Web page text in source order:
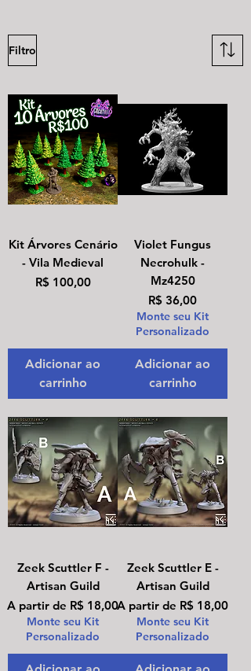
Filtro
Kit Árvores Cenário
- Vila Medieval
Preço
R$ 100,00
Adicionar ao
carrinho
Violet Fungus
Necrohulk -
Mz4250
Preço
R$ 36,00
Monte seu Kit
Personalizado
Adicionar ao
carrinho
Zeek Scuttler F -
Artisan Guild
A partir de R$ 18,00
Preço promocional
Monte seu Kit
Personalizado
Zeek Scuttler E -
Artisan Guild
A partir de R$ 18,00
Preço promocional
Monte seu Kit
Personalizado